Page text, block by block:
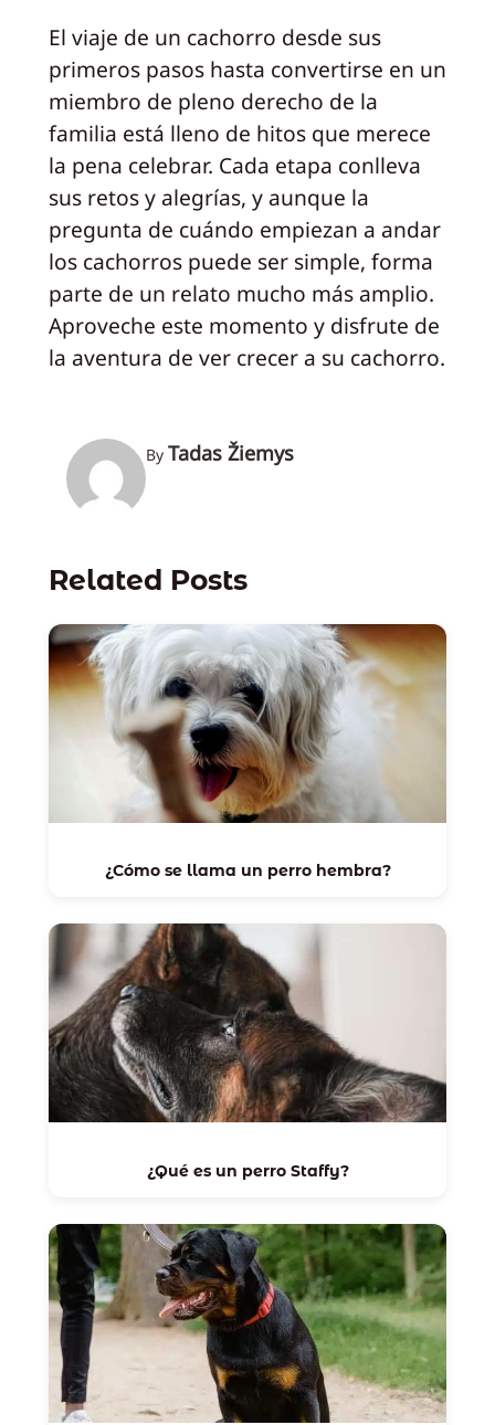
El viaje de un cachorro desde sus
primeros pasos hasta convertirse en un
miembro de pleno derecho de la
familia está lleno de hitos que merece
la pena celebrar. Cada etapa conlleva
sus retos y alegrías, y aunque la
pregunta de cuándo empiezan a andar
los cachorros puede ser simple, forma
parte de un relato mucho más amplio.
Aproveche este momento y disfrute de
la aventura de ver crecer a su cachorro.
By Tadas Žiemys
Related Posts
¿Cómo se llama un perro hembra?
¿Qué es un perro Staffy?